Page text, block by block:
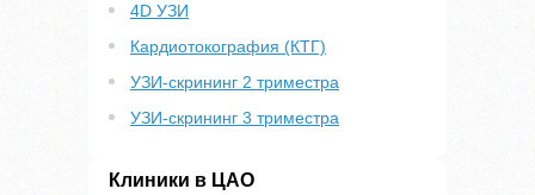
4D УЗИ
Кардиотокография (КТГ)
УЗИ-скрининг 2 триместра
УЗИ-скрининг 3 триместра
Клиники в ЦАО